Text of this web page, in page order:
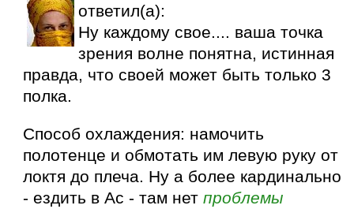
ответил(а):
Ну каждому свое.... ваша точка
зрения волне понятна, истинная
правда, что своей может быть только 3
полка.
Способ охлаждения: намочить
полотенце и обмотать им левую руку от
локтя до плеча. Ну а более кардинально
- ездить в Ас - там нетпроблемы